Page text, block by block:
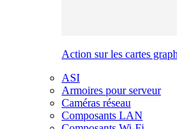
Action sur les cartes
ASI
Armoires pour serveur
Caméras réseau
Composants LAN